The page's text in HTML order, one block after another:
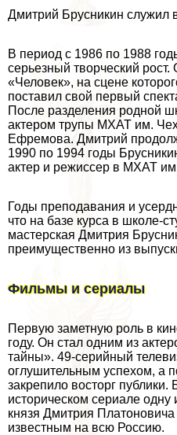
Дмитрий Брусникин служил
В период с 1986 по 1988
серьезный творческий
«Человек», на сцене
поставил свой первый
После разделения родной
актером трупы МХАТ им.
Ефремова. Дмитрий
1990 по 1994 годы
актер и режиссер в МХАТ
Годы преподавания и
что на базе курса в школе-
мастерская Дмитрия
преимущественно из
Фильмы и сериалы
Первую заметную роль в
году. Он стал одним из
тайны». 49-серийный
оглушительным успехом, а
закрепило восторг публики.
историческом сериале
князя Дмитрия
известным на всю Россию.